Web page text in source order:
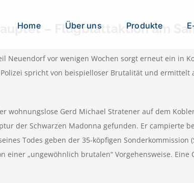
Home Über uns Produkte
– Flugblattaktion am
Neuendorf vor wenigen Wochen sorgt erneut ein in
spricht von beispielloser Brutalität und ermittelt
wohnungslose Gerd Michael Stratener auf dem
der Schwarzen Madonna gefunden. Er
Todes geben der 35-köpfigen
einer „ungewöhnlich brutalen“ Vorgehensweise.